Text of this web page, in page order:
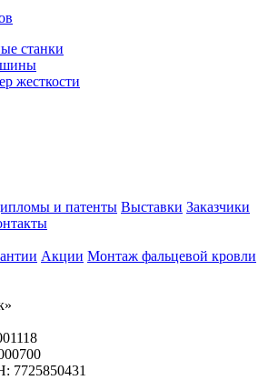
станки
жесткости
и патенты Выставки Заказчики
Акции Монтаж фальцевой кровли
7725850431